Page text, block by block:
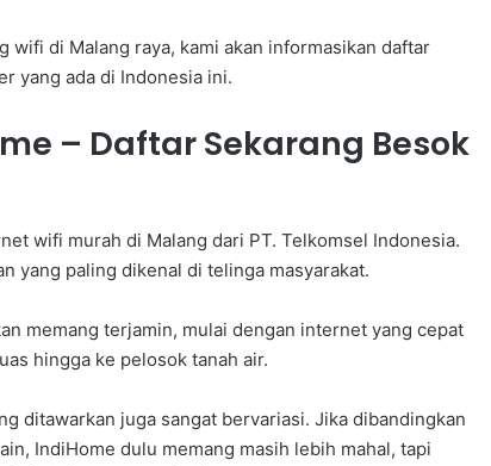
wifi di Malang raya, kami akan informasikan daftar
yang ada di Indonesia ini.
– Daftar Sekarang Besok
wifi murah di Malang dari PT. Telkomsel Indonesia.
yang paling dikenal di telinga masyarakat.
memang terjamin, mulai dengan internet yang cepat
hingga ke pelosok tanah air.
ditawarkan juga sangat bervariasi. Jika dibandingkan
IndiHome dulu memang masih lebih mahal, tapi